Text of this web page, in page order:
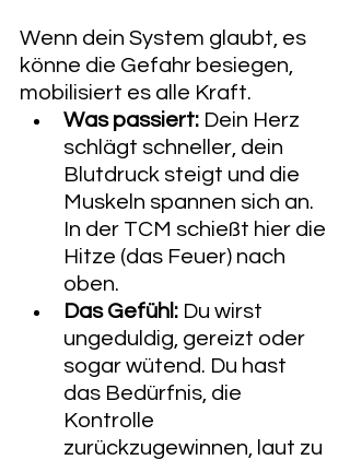
Wenn dein System glaubt, es
könne die Gefahr besiegen,
mobilisiert es alle Kraft.
Was passiert: Dein Herz
schlägt schneller, dein
Blutdruck steigt und die
Muskeln spannen sich an.
In der TCM schießt hier die
Hitze (das Feuer) nach
oben.
Das Gefühl: Du wirst
ungeduldig, gereizt oder
sogar wütend. Du hast
das Bedürfnis, die
Kontrolle
zurückzugewinnen, laut zu